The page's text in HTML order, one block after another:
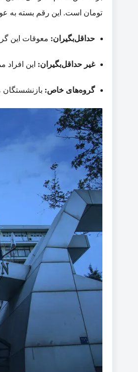
تومان است. این رقم بسته به
حداقل‌بگیران: معوقات این گروه بین ۲ تا ۴
غیر حداقل‌بگیران: این افراد ممکن است تا ۷
گروه‌های خاص: